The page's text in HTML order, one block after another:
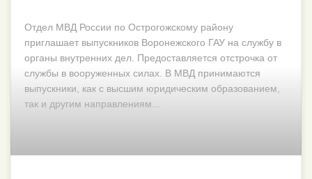
Отдел МВД России по Острогожскому району
приглашает выпускников Воронежского ГАУ на службу в
органы внутренних дел. Предоставляется отстрочка от
службы в вооруженных силах. В МВД принимаются
выпускники, как с высшим юридическим образованием,
так и другим направлениям...